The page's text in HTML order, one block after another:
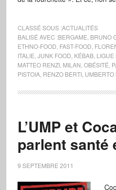
CLASSÉ SOUS :ACTUALITÉS
BALISÉ AVEC :BERGAME BRUNO
ETHNO-FOOD FAST-FOOD
ITALIE JUNK FOOD KÉBAB, LIGUE
MATTEO RENZI, MILAN OBÉSITÉ
PISTOIA, RENZO BERTI, UMBERTO
L’UMP et
parlent
9 SEPTEMBRE 2011